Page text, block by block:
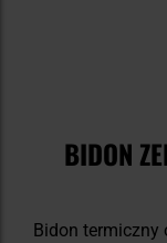
BIDON
Bidon termiczny